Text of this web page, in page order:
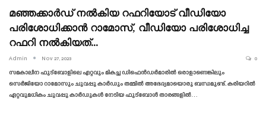
മഞ്ഞക്കാർഡ് നൽകിയ റഫറിയോട് വീഡിയോ
പരിശോധിക്കാൻ റാമോസ്, വീഡിയോ പരിശോധിച്ച
റഫറി നൽകിയത്…
Admin Nov 27, 2023 0
സമകാലീന ഫുട്ബോളിലെ ഏറ്റവും മികച്ച ഡിഫെൻഡർമാരിൽ ഒരാളാണെങ്കിലും
സെർജിയോ റാമോസും ചുവപ്പു കാർഡും തമ്മിൽ അഭേദ്യമായൊരു ബന്ധമുണ്ട്. കരിയറിൽ
ഏറ്റവുമധികം ചുവപ്പു കാർഡുകൾ നേടിയ ഫുട്ബോൾ താരങ്ങളിൽ…